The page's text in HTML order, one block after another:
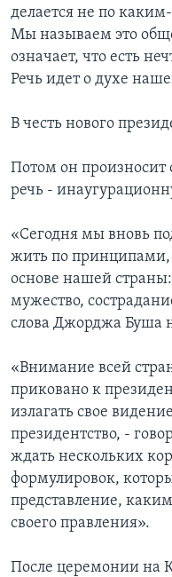
делается не по
Мы называем это
означает, что есть
Речь идет о духе
В честь нового
Потом он
речь -
«Сегодня мы вновь
жить по
основе нашей
мужество,
слова Джорджа Буша
«Внимание всей
приковано к
излагать свое
президентство, -
ждать нескольких
формулировок,
представление,
своего правления».
После церемонии на